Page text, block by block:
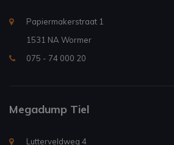
Papiermakerstraat 1
1531 NA Wormer
075 - 74 000 20
Megadump Tiel
Lutterveldweg 4